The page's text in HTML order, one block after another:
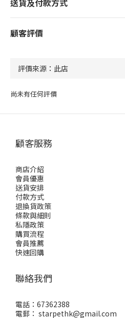
送貨及付款方式
顧客評價
尚未有任何評價
顧客服務
商店介紹
會員優惠
送貨安排
付款方式
退換貨政策
條款與細則
私隱政策
購買流程
會員推薦
快速回購
聯絡我們
電話：67362388
電郵： starpethk@gmail.com